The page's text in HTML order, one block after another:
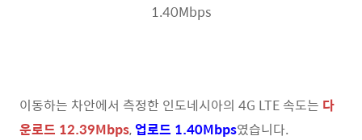
1.40Mbps
이동하는 차안에서 측정한 인도네시아의 4G LTE 속도는 다
운로드 12.39Mbps,업로드 1.40Mbps였습니다.